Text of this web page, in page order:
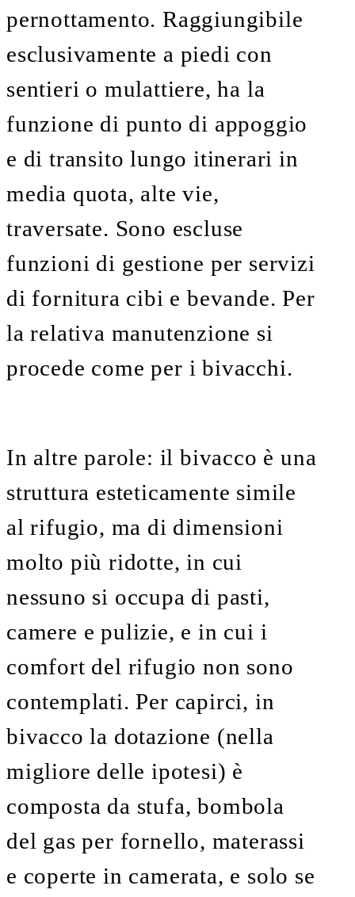
pernottamento. Raggiungibile
esclusivamente a piedi con
sentieri o mulattiere, ha la
funzione di punto di appoggio
e di transito lungo itinerari in
media quota, alte vie,
traversate. Sono escluse
funzioni di gestione per servizi
di fornitura cibi e bevande. Per
la relativa manutenzione si
procede come per i bivacchi.
In altre parole: il bivacco è una
struttura esteticamente simile
al rifugio, ma di dimensioni
molto più ridotte, in cui
nessuno si occupa di pasti,
camere e pulizie, e in cui i
comfort del rifugio non sono
contemplati. Per capirci, in
bivacco la dotazione (nella
migliore delle ipotesi) è
composta da stufa, bombola
del gas per fornello, materassi
e coperte in camerata, e solo se